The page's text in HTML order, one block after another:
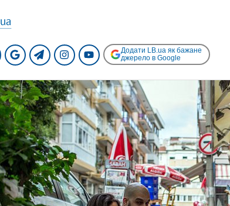
Додати LB.ua як бажане
джерело в Google